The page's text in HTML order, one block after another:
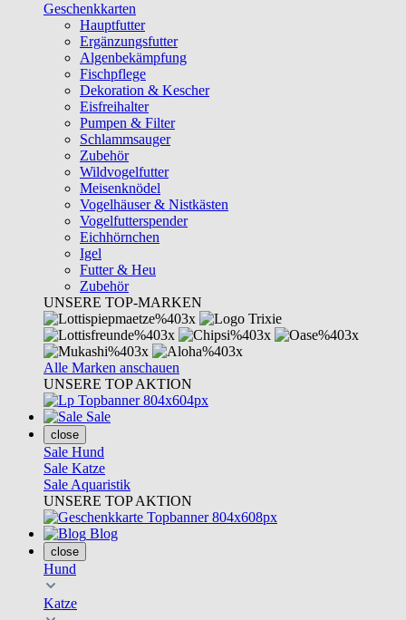
Geschenkkarten
Hauptfutter
Ergänzungsfutter
Algenbekämpfung
Fischpflege
Dekoration & Kescher
Eisfreihalter
Pumpen & Filter
Schlammsauger
Zubehör
Wildvogelfutter
Meisenknödel
Vogelhäuser & Nistkästen
Vogelfutterspender
Eichhörnchen
Igel
Futter & Heu
Zubehör
UNSERE TOP-MARKEN
Alle Marken anschauen
UNSERE TOP AKTION
Sale
close
Sale Hund
Sale Katze
Sale Aquaristik
UNSERE TOP AKTION
Blog
close
Hund
Katze